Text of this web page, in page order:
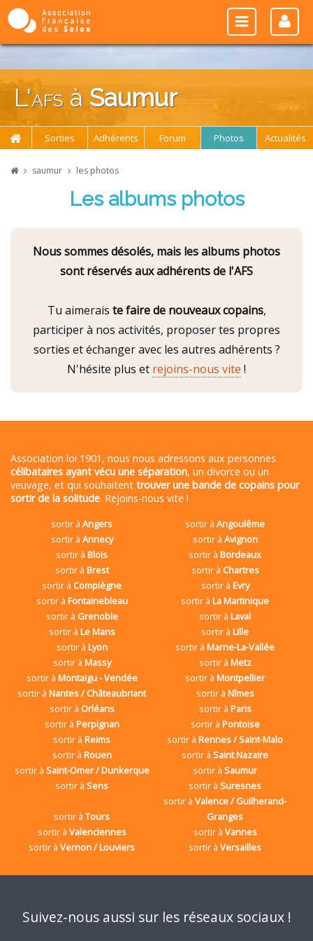
L'afs à Saumur
Sorties Adhérents Forum Photos Actualités
saumur les photos
Les albums photos
Nous sommes désolés, mais les albums photos
sont réservés aux adhérents de l'AFS
Tu aimerais te faire de nouveaux copains,
participer à nos activités, proposer tes propres
sorties et échanger avec les autres adhérents ?
N'hésite plus et rejoins-nous vite !
Association loi 1901, nous nous adressons aux personnes
célibataires ayant vécu une séparation, un divorce ou un
veuvage, et qui souhaitent trouver une bande de copains pour
sortir de la solitude. Rejoins-nous vite !
sortir àAngers sortir àAngoulême
sortir à Annecy sortir à Avignon
sortir àBlois sortir àBordeaux
sortir à Brest sortir à Chartres
sortir à Compiègne sortir à Evry
sortir à Fontainebleau sortir àLa Martinique
sortir à Grenoble sortir àLaval
sortir à Le Mans sortir àLille
sortir à Lyon sortir àMarne-La-Vallée
sortir à Massy sortir à Metz
sortir à Montaigu - Vendée sortir àMontpellier
sortir àNantes / Châteaubriant sortir à Nîmes
sortir à Orléans sortir à Paris
sortir à Perpignan sortir à Pontoise
sortir àReims sortir àRennes / Saint-Malo
sortir à Rouen sortir àSaint Nazaire
sortir à Saint-Omer / Dunkerque sortir àSaumur
sortir àSens sortir àSuresnes
sortir àTours
sortir àValence / Guilherand-
Granges
sortir à Valenciennes sortir à Vannes
sortir àVernon / Louviers sortir àVersailles
Suivez-nous aussi sur les réseaux sociaux !